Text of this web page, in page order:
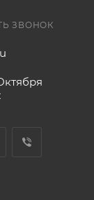
ЗВОНОК